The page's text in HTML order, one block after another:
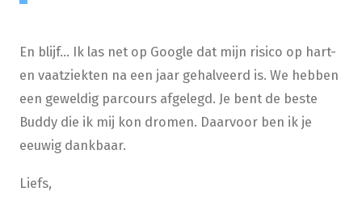
En blijf… Ik las net op Google dat mijn risico op hart-
en vaatziekten na een jaar gehalveerd is. We hebben
een geweldig parcours afgelegd. Je bent de beste
Buddy die ik mij kon dromen. Daarvoor ben ik je
eeuwig dankbaar.
Liefs,